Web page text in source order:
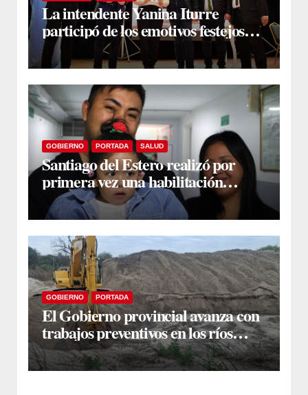
La intendente Yanina Iturre
participó de los emotivos festejos
por el Aniversario del Taekwon-Do
en Fernández
GOBIERNO PORTADA SALUD
Santiago del Estero realizó por
primera vez una habilitación
auditiva con vincha de conducción
ósea
GOBIERNO PORTADA
El Gobierno provincial avanza con
trabajos preventivos en los ríos
Dulce y Salado y en los Bajos
Submeridionales